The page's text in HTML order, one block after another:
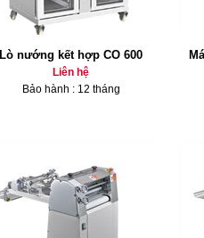
Lò nướng kết hợp CO 600
Liên hệ
Bảo hành : 12 tháng